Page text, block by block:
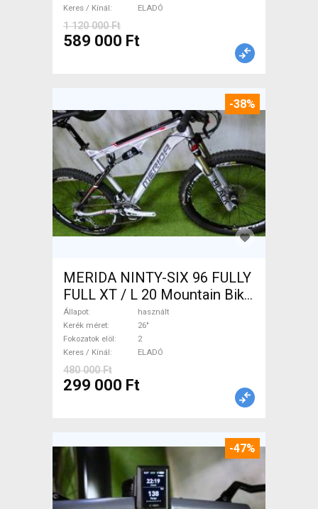
Keres / Kínál
ELADÓ
1 120 000 Ft
589 000 Ft
-38%
MERIDA NINTY-SIX 96 FULLY
FULL XT / L 20 Mountain Bike
26" össztelós / fully használt
ELADÓ
Állapot
használt
Kerék méret
26"
Fokozatok elöl
2
Keres / Kínál
ELADÓ
480 000 Ft
299 000 Ft
-47%